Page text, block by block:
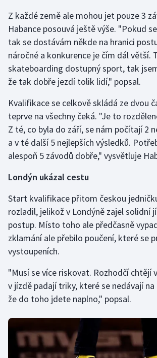
Z každé země ale mohou jet pouze 3
Habance posouvá ještě výše. "Pokud
tak se dostávám někde na hranici
náročné a konkurence je čím dál větší.
skateboarding dostupný sport, tak
že tak dobře jezdí tolik lidí," popsal.
Kvalifikace se celkově skládá ze dvou
teprve na všechny čeká. "Je to
Z té, co byla do září, se nám počítají 2
a v té další 5 nejlepších výsledků.
alespoň 5 závodů dobře," vysvětluje
Londýn ukázal cestu
Start kvalifikace přitom českou
rozladil, jelikož v Londýně zajel solidní
postup. Místo toho ale předčasně
zklamání ale přebilo poučení, které se
vystoupeních.
"Musí se více riskovat. Rozhodčí chtějí
v jízdě padají triky, které se nedávají na
že do toho jdete naplno," popsal.